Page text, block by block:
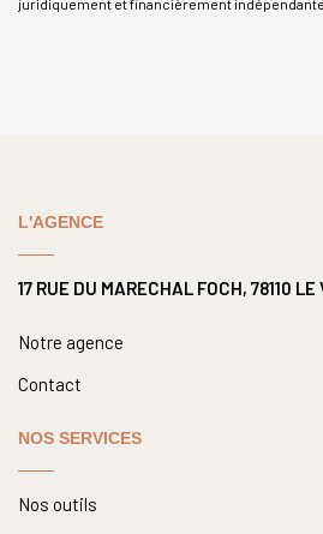
juridiquement et financièrement indépendante
L'AGENCE
17 RUE DU MARECHAL FOCH, 78110
Notre agence
Contact
NOS SERVICES
Nos outils